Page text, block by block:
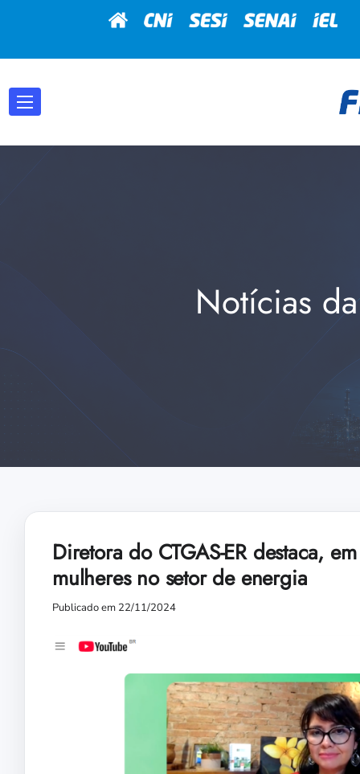
Notícias
Diretora do CTGAS-ER destaca,
mulheres no setor de energia
Publicado em 22/11/2024